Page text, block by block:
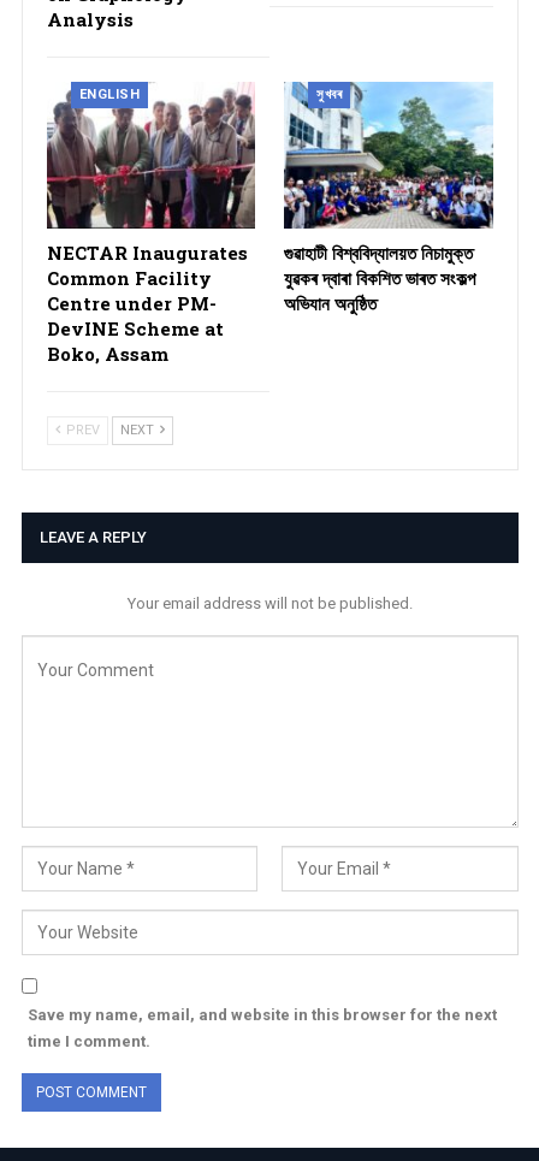
Analysis
ENGLISH
NECTAR Inaugurates
Common Facility
Centre under PM-
DevINE Scheme at
Boko, Assam
সুখবৰ
গুৱাহাটী বিশ্ববিদ্যালয়ত নিচামুক্ত
যুৱকৰ দ্বাৰা বিকশিত ভাৰত সংকল্প
অভিযান অনুষ্ঠিত
PREV NEXT
LEAVE A REPLY
Your email address will not be published.
Save my name, email, and website in this browser for the next
time I comment.